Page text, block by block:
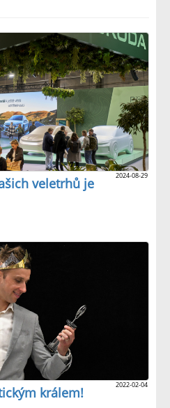
2024-08-29
veletrhů je
2022-02-04
králem!